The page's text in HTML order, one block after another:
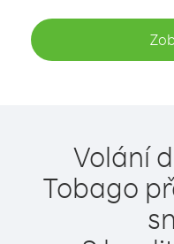
Volání
Tobago